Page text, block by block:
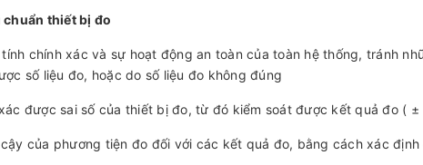
thiết bị đo
chính xác và sự hoạt động an toàn của toàn hệ thống, tránh
số liệu đo, hoặc do số liệu đo không đúng
được sai số của thiết bị đo, từ đó kiểm soát được kết quả đo ( ±
của phương tiện đo đối với các kết quả đo, bằng cách xác